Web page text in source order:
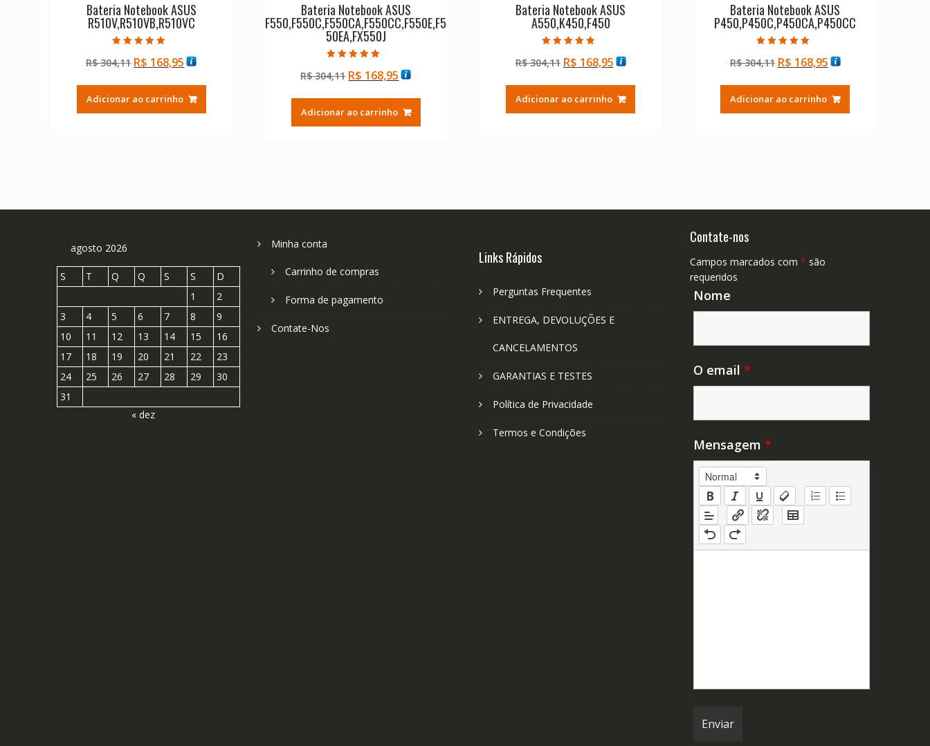
Bateria Notebook ASUS
R510V,R510VB,R510VC
5.00
de 5
R$304,11 O
original
era:
R$ 168,95O
atual
é:
Adicionar ao carrinho
Bateria Notebook ASUS
F550,F550C,F550CA,F550CC,F550E,F5
50EA,FX550J
4.50
de 5
R$304,11 O
original
era:
R$ 168,95O
atual
é:
Adicionar ao carrinho
Bateria Notebook ASUS
A550,K450,F450
4.50
de 5
R$304,11 O
original
era:
R$ 168,95O
atual
é:
Adicionar ao carrinho
Bateria Notebook ASUS
P450,P450C,P450CA,P450CC
5.00
de 5
R$304,11 O
original
era:
R$ 168,95O
atual
é:
Adicionar ao carrinho
agosto 2026
S T Q Q S S
D
1
2
3
4 5 6 7 8
9
10
11 12 13 14 15
16
17
18 19 20 21 22
23
24
25 26 27 28 29
30
31
« dez
Minha conta
Carrinho de compras
Forma de pagamento
Contate-Nos
Links Rápidos
Perguntas Frequentes
ENTREGA, DEVOLUÇÕES E
CANCELAMENTOS
GARANTIAS E TESTES
Política de Privacidade
Termos e Condições
Contate-nos
Campos marcados com * são
requeridos
Nome
O email *
Mensagem *